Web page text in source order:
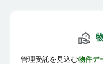
管理受託を見込む物件デ